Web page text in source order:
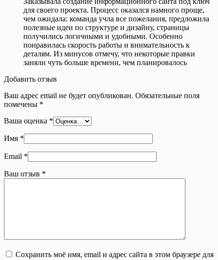
для своего проекта. Процесс оказался намного проще,
чем ожидала: команда учла все пожелания, предложила
полезные идеи по структуре и дизайну, страницы
получились логичными и удобными. Особенно
понравилась скорость работы и внимательность к
деталям. Из минусов отмечу, что некоторые правки
заняли чуть больше времени, чем планировалось
Добавить отзыв
Ваш адрес email не будет опубликован. Обязательные поля
помечены *
Ваша оценка *
Имя *
Email *
Ваш отзыв *
Сохранить моё имя, email и адрес сайта в этом браузере для